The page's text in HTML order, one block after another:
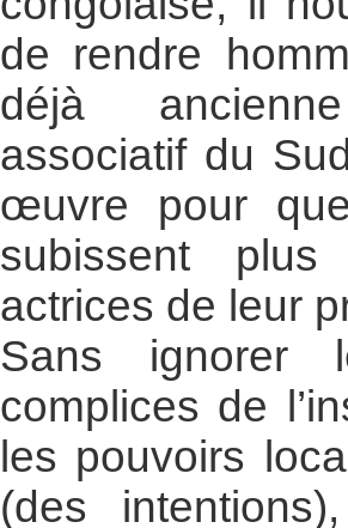
de rendre
déjà
associatif du
œuvre pour
subissent
actrices de leur
Sans ignorer
complices de
les pouvoirs
(des